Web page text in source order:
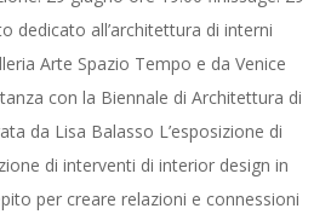
dedicato all’architettura di interni
Arte Spazio Tempo e da Venice
con la Biennale di Architettura di
da Lisa Balasso L’esposizione di
di interventi di interior design in
per creare relazioni e connessioni